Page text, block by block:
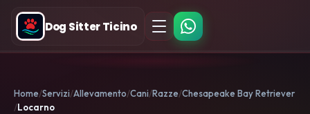
Dog Sitter Ticino
Home Servizi Allevamento Cani Razze Chesapeake Bay Retriever
Locarno